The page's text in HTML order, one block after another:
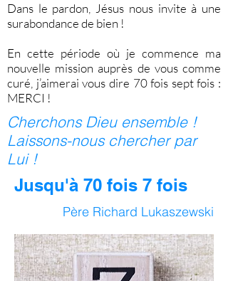
Dans le pardon, Jésus nous invite à une
surabondance de bien !
En cette période où je commence ma
nouvelle mission auprès de vous comme
curé, j’aimerai vous dire 70 fois sept fois :
MERCI !
Cherchons Dieu ensemble !
Laissons-nous chercher par
Lui !
Jusqu'à 70 fois 7 fois
Père Richard Lukaszewski